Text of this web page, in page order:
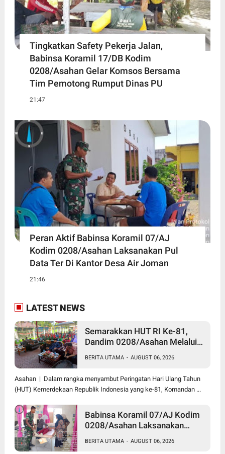
Tingkatkan Safety Pekerja Jalan,
Babinsa Koramil 17/DB Kodim
0208/Asahan Gelar Komsos Bersama
Tim Pemotong Rumput Dinas PU
21:47
Peran Aktif Babinsa Koramil 07/AJ
Kodim 0208/Asahan Laksanakan Pul
Data Ter Di Kantor Desa Air Joman
21:46
LATEST NEWS
Semarakkan HUT RI Ke-81,
Dandim 0208/Asahan Melalui
Darah di Kantor Kemenag
Asahan
BERITA UTAMA - AUGUST 06, 2026
Asahan | Dalam rangka menyambut Peringatan Hari Ulang Tahun
(HUT) Kemerdekaan Republik Indonesia yang ke-81, Komandan ...
Babinsa Koramil 07/AJ Kodim
0208/Asahan Laksanakan
Pegawai Kesehatan Di
BERITA UTAMA - AUGUST 06, 2026